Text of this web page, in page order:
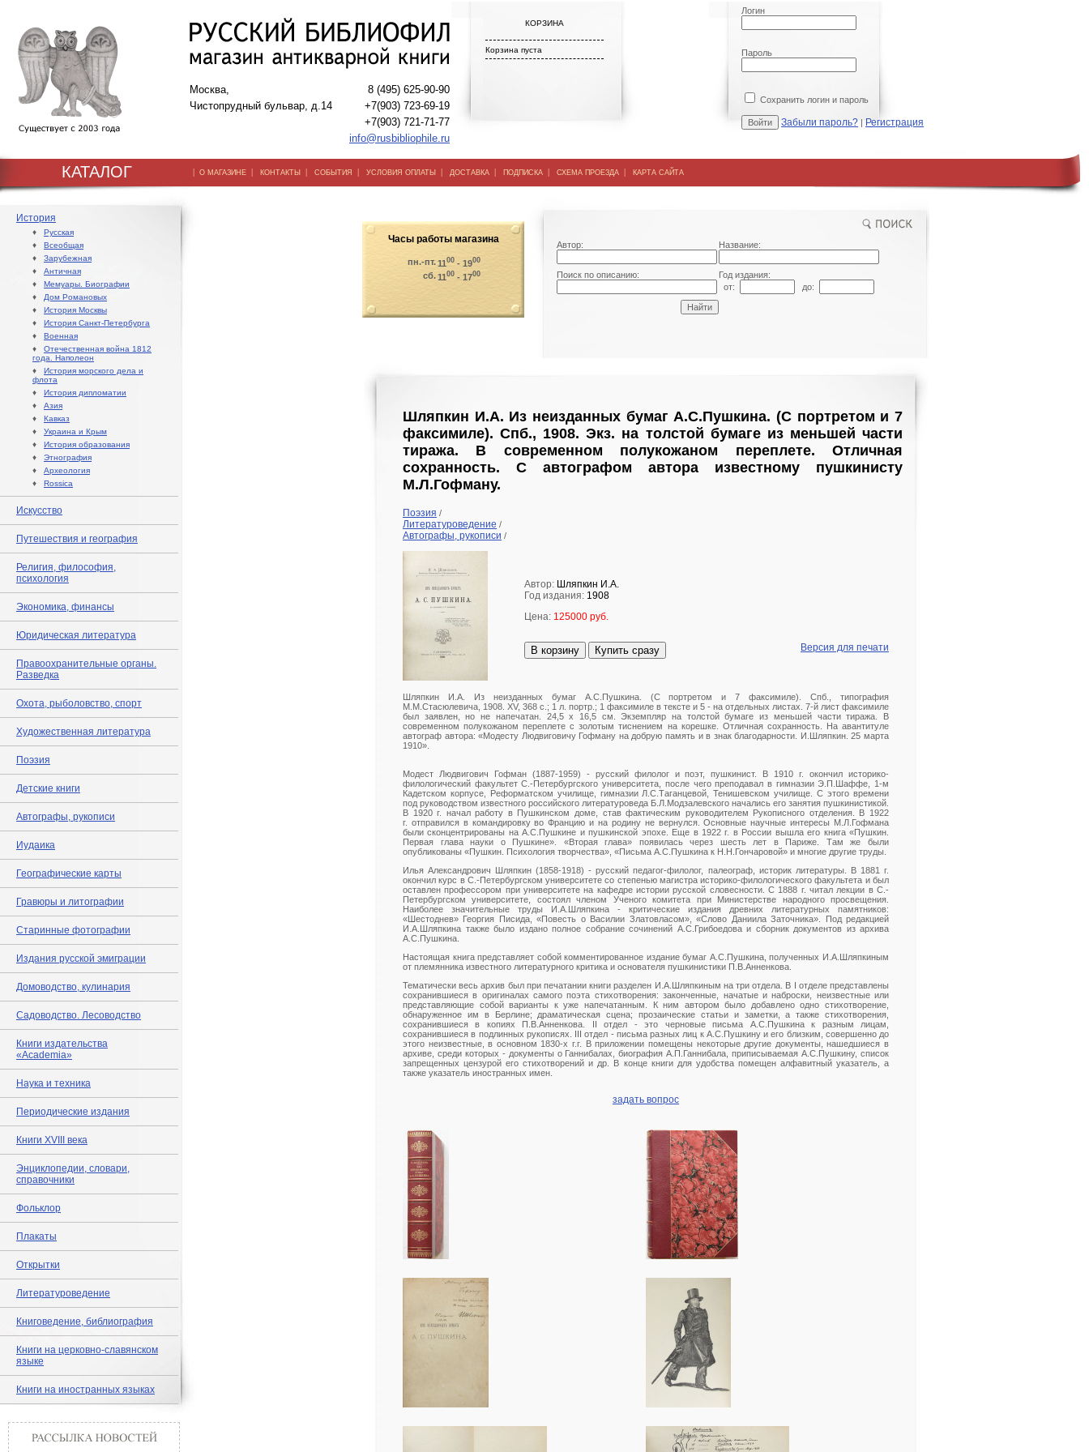
Москва,
Чистопрудный бульвар, д.14
8 (495) 625-90-90
+7(903) 723-69-19
+7(903) 721-71-77
info@rusbibliophile.ru
КОРЗИНА
Корзина пуста
Логин
Пароль
Сохранить логин и пароль
Забыли пароль? | Регистрация
КАТАЛОГ | О МАГАЗИНЕ | КОНТАКТЫ | СОБЫТИЯ | УСЛОВИЯ ОПЛАТЫ | ДОСТАВКА | ПОДПИСКА | СХЕМА ПРОЕЗДА | КАРТА САЙТА
История
♦ Русская
♦ Всеобщая
♦ Зарубежная
♦ Античная
♦ Мемуары. Биографии
♦ Дом Романовых
♦ История Москвы
♦ История Санкт-Петербурга
♦ Военная
♦ Отечественная война 1812
года. Наполеон
♦ История морского дела и
флота
♦ История дипломатии
♦ Азия
♦ Кавказ
♦ Украина и Крым
♦ История образования
♦ Этнография
♦ Археология
♦ Rossica
Искусство
Путешествия и география
Религия, философия,
психология
Экономика, финансы
Юридическая литература
Правоохранительные органы.
Разведка
Охота, рыболовство, спорт
Художественная литература
Поэзия
Детские книги
Автографы, рукописи
Иудаика
Географические карты
Гравюры и литографии
Старинные фотографии
Издания русской эмиграции
Домоводство, кулинария
Садоводство. Лесоводство
Книги издательства
«Academia»
Наука и техника
Периодические издания
Книги XVIII века
Энциклопедии, словари,
справочники
Фольклор
Плакаты
Открытки
Литературоведение
Книговедение, библиография
Книги на церковно-славянском
языке
Книги на иностранных языках
Часы работы магазина
пн.-пт.1100 - 1900
сб.1100 - 1700
Автор: Название:
Поиск по описанию:
Год издания:
от:
до:
Шляпкин И.А. Из неизданных бумаг А.С.Пушкина. (С портретом и 7
факсимиле). Спб., 1908. Экз. на толстой бумаге из меньшей части
тиража. В современном полукожаном переплете. Отличная
сохранность. С автографом автора известному пушкинисту
М.Л.Гофману.
Поэзия /
Литературоведение /
Автографы, рукописи /
Автор: Шляпкин И.А.
Год издания: 1908
Цена: 125000 руб.
В корзину Купить сразу Версия для печати
Шляпкин И.А. Из неизданных бумаг А.С.Пушкина. (С портретом и 7 факсимиле). Спб., типография
М.М.Стасюлевича, 1908. XV, 368 c.; 1 л. портр.; 1 факсимиле в тексте и 5 - на отдельных листах. 7-й лист факсимиле
был заявлен, но не напечатан. 24,5 х 16,5 см. Экземпляр на толстой бумаге из меньшей части тиража. В
современном полукожаном переплете с золотым тиснением на корешке. Отличная сохранность. На авантитуле
автограф автора: «Модесту Людвиговичу Гофману на добрую память и в знак благодарности. И.Шляпкин. 25 марта
1910».
Модест Людвигович Гофман (1887-1959) - русский филолог и поэт, пушкинист. В 1910 г. окончил историко-
филологический факультет С.-Петербургского университета, после чего преподавал в гимназии Э.П.Шаффе, 1-м
Кадетском корпусе, Реформатском училище, гимназии Л.С.Таганцевой, Тенишевском училище. С этого времени
под руководством известного российского литературоведа Б.Л.Модзалевского начались его занятия пушкинистикой.
В 1920 г. начал работу в Пушкинском доме, став фактическим руководителем Рукописного отделения. В 1922
г. отправился в командировку во Францию и на родину не вернулся. Основные научные интересы М.Л.Гофмана
были сконцентрированы на А.С.Пушкине и пушкинской эпохе. Еще в 1922 г. в России вышла его книга «Пушкин.
Первая глава науки о Пушкине». «Вторая глава» появилась через шесть лет в Париже. Там же были
опубликованы «Пушкин. Психология творчества», «Письма А.С.Пушкина к Н.Н.Гончаровой» и многие другие труды.
Илья Александрович Шляпкин (1858-1918) - русский педагог-филолог, палеограф, историк литературы. В 1881 г.
окончил курс в С.-Петербургском университете со степенью магистра историко-филологического факультета и был
оставлен профессором при университете на кафедре истории русской словесности. С 1888 г. читал лекции в С.-
Петербургском университете, состоял членом Ученого комитета при Министерстве народного просвещения.
Наиболее значительные труды И.А.Шляпкина - критические издания древних литературных памятников:
«Шестоднев» Георгия Писида, «Повесть о Василии Златовласом», «Слово Даниила Заточника». Под редакцией
И.А.Шляпкина также было издано полное собрание сочинений А.С.Грибоедова и сборник документов из архива
А.С.Пушкина.
Настоящая книга представляет собой комментированное издание бумаг А.С.Пушкина, полученных И.А.Шляпкиным
от племянника известного литературного критика и основателя пушкинистики П.В.Анненкова.
Тематически весь архив был при печатании книги разделен И.А.Шляпкиным на три отдела. В I отделе представлены
сохранившиеся в оригиналах самого поэта стихотворения: законченные, начатые и наброски, неизвестные или
представляющие собой варианты к уже напечатанным. К ним автором было добавлено одно стихотворение,
обнаруженное им в Берлине; драматическая сцена; прозаические статьи и заметки, а также стихотворения,
сохранившиеся в копиях П.В.Анненкова. II отдел - это черновые письма А.С.Пушкина к разным лицам,
сохранившиеся в подлинных рукописях. III отдел - письма разных лиц к А.С.Пушкину и его близким, совершенно до
этого неизвестные, в основном 1830-х г.г. В приложении помещены некоторые другие документы, нашедшиеся в
архиве, среди которых - документы о Ганнибалах, биография А.П.Ганнибала, приписываемая А.С.Пушкину, список
запрещенных цензурой его стихотворений и др. В конце книги для удобства помещен алфавитный указатель, а
также указатель иностранных имен.
задать вопрос